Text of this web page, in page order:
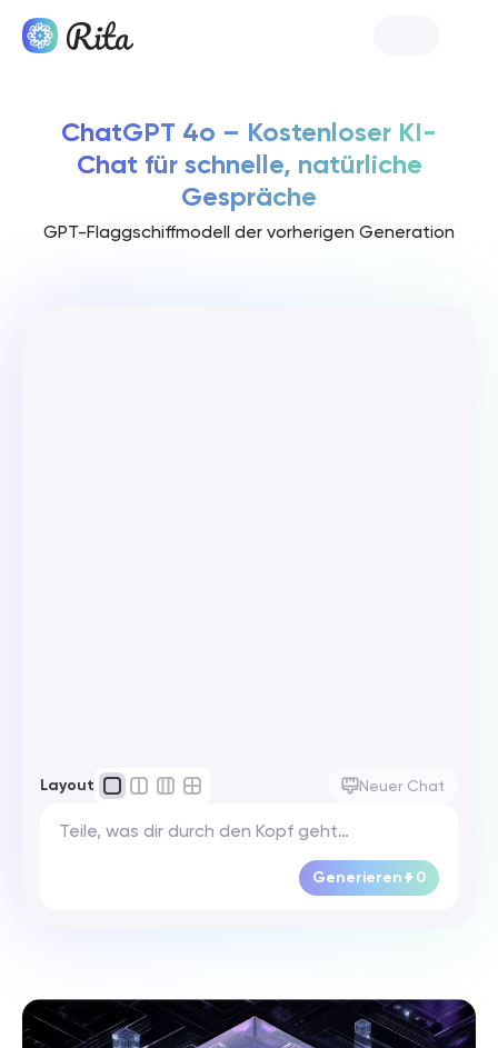
ChatGPT 4o – Kostenloser KI-
Chat für schnelle, natürliche
Gespräche
GPT-Flaggschiffmodell der vorherigen Generation
Layout Neuer Chat
Generieren 0